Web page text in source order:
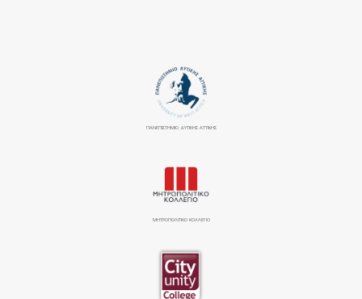
ΠΑΝΕΠΙΣΤΉΜΙΟ ΔΥΤΙΚΉΣ ΑΤΤΙΚΉΣ
ΜΗΤΡΟΠΟΛΙΤΙΚΟ ΚΟΛΛΕΓΙΟ